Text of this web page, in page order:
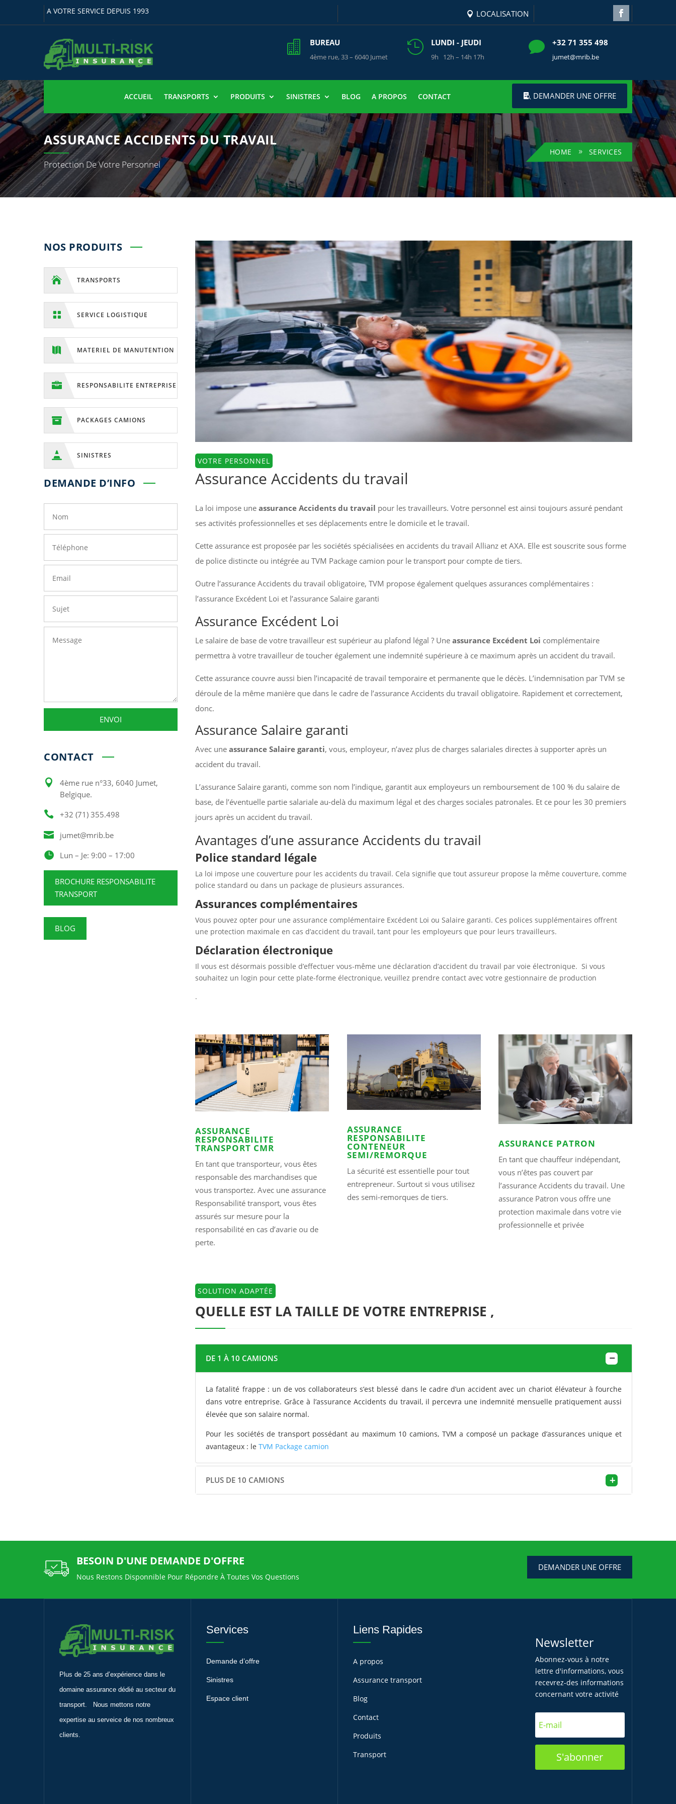
A VOTRE SERVICE DEPUIS 1993 LOCALISATION
 BUREAU
4ème rue, 33 – 6040 Jumet
 LUNDI - JEUDI
9h 12h – 14h 17h
 +32 71 355 498
jumet@mrib.be
ACCUEIL TRANSPORTS PRODUITS SINISTRES BLOG A PROPOS CONTACT DEMANDER UNE OFFRE
ASSURANCE ACCIDENTS DU TRAVAIL
Protection De Votre Personnel
HOME SERVICES
NOS PRODUITS
 TRANSPORTS
 SERVICE LOGISTIQUE
 MATERIEL DE MANUTENTION
 RESPONSABILITE ENTREPRISE
 PACKAGES CAMIONS
 SINISTRES
DEMANDE D’INFO
ENVOI
CONTACT

4ème rue n°33, 6040 Jumet,
Belgique.

+32 (71) 355.498

jumet@mrib.be

Lun – Je: 9:00 – 17:00
BROCHURE RESPONSABILITE
TRANSPORT
BLOG
VOTRE PERSONNEL
Assurance Accidents du travail
La loi impose une assurance Accidents du travail pour les travailleurs. Votre personnel est ainsi toujours assuré pendant
ses activités professionnelles et ses déplacements entre le domicile et le travail.
Cette assurance est proposée par les sociétés spécialisées en accidents du travail Allianz et AXA. Elle est souscrite sous forme
de police distincte ou intégrée au TVM Package camion pour le transport pour compte de tiers.
Outre l’assurance Accidents du travail obligatoire, TVM propose également quelques assurances complémentaires :
l’assurance Excédent Loi et l’assurance Salaire garanti
Assurance Excédent Loi
Le salaire de base de votre travailleur est supérieur au plafond légal ? Une assurance Excédent Loi complémentaire
permettra à votre travailleur de toucher également une indemnité supérieure à ce maximum après un accident du travail.
Cette assurance couvre aussi bien l’incapacité de travail temporaire et permanente que le décès. L’indemnisation par TVM se
déroule de la même manière que dans le cadre de l’assurance Accidents du travail obligatoire. Rapidement et correctement,
donc.
Assurance Salaire garanti
Avec une assurance Salaire garanti, vous, employeur, n’avez plus de charges salariales directes à supporter après un
accident du travail.
L’assurance Salaire garanti, comme son nom l’indique, garantit aux employeurs un remboursement de 100 % du salaire de
base, de l’éventuelle partie salariale au-delà du maximum légal et des charges sociales patronales. Et ce pour les 30 premiers
jours après un accident du travail.
Avantages d’une assurance Accidents du travail
Police standard légale
La loi impose une couverture pour les accidents du travail. Cela signifie que tout assureur propose la même couverture, comme
police standard ou dans un package de plusieurs assurances.
Assurances complémentaires
Vous pouvez opter pour une assurance complémentaire Excédent Loi ou Salaire garanti. Ces polices supplémentaires offrent
une protection maximale en cas d’accident du travail, tant pour les employeurs que pour leurs travailleurs.
Déclaration électronique
Il vous est désormais possible d’effectuer vous-même une déclaration d’accident du travail par voie électronique. Si vous
souhaitez un login pour cette plate-forme électronique, veuillez prendre contact avec votre gestionnaire de production
.
ASSURANCE
RESPONSABILITE
TRANSPORT CMR
En tant que transporteur, vous êtes
responsable des marchandises que
vous transportez. Avec une assurance
Responsabilité transport, vous êtes
assurés sur mesure pour la
responsabilité en cas d’avarie ou de
perte.
ASSURANCE
RESPONSABILITE
CONTENEUR
SEMI/REMORQUE
La sécurité est essentielle pour tout
entrepreneur. Surtout si vous utilisez
des semi-remorques de tiers.
ASSURANCE PATRON
En tant que chauffeur indépendant,
vous n’êtes pas couvert par
l’assurance Accidents du travail. Une
assurance Patron vous offre une
protection maximale dans votre vie
professionnelle et privée
SOLUTION ADAPTÉE
QUELLE EST LA TAILLE DE VOTRE ENTREPRISE ,
DE 1 À 10 CAMIONS
La fatalité frappe : un de vos collaborateurs s’est blessé dans le cadre d’un accident avec un chariot élévateur à fourche
dans votre entreprise. Grâce à l’assurance Accidents du travail, il percevra une indemnité mensuelle pratiquement aussi
élevée que son salaire normal.
Pour les sociétés de transport possédant au maximum 10 camions, TVM a composé un package d’assurances unique et
avantageux : le TVM Package camion
PLUS DE 10 CAMIONS
BESOIN D'UNE DEMANDE D'OFFRE
Nous Restons Disponnible Pour Répondre À Toutes Vos Questions
DEMANDER UNE OFFRE
Plus de 25 ans d’expérience dans le
domaine assurance dédié au secteur du
transport. Nous mettons notre
expertise au serveice de nos nombreux
clients.
Services
Demande d’offre
Sinistres
Espace client
Liens Rapides
A propos
Assurance transport
Blog
Contact
Produits
Transport
Newsletter
Abonnez-vous à notre
lettre d'informations, vous
recevrez-des informations
concernant votre activité
S'abonner